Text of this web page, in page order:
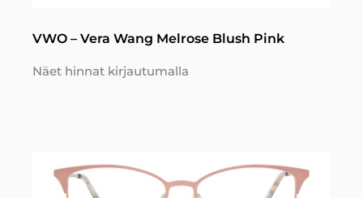
VWO – Vera Wang Melrose Blush Pink
Näet hinnat kirjautumalla